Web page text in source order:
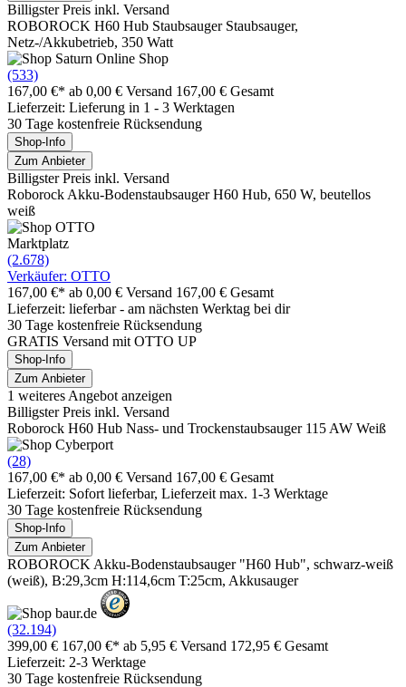
Billigster Preis inkl. Versand
ROBOROCK H60 Hub Staubsauger Staubsauger,
Netz-/Akkubetrieb, 350 Watt
(533)
167,00 €* ab 0,00 € Versand 167,00 € Gesamt
Lieferzeit: Lieferung in 1 - 3 Werktagen
30 Tage kostenfreie Rücksendung
Shop-Info
Zum Anbieter
Billigster Preis inkl. Versand
Roborock Akku-Bodenstaubsauger H60 Hub, 650 W, beutellos
weiß
Marktplatz
(2.678)
Verkäufer: OTTO
167,00 €* ab 0,00 € Versand 167,00 € Gesamt
Lieferzeit: lieferbar - am nächsten Werktag bei dir
30 Tage kostenfreie Rücksendung
GRATIS Versand mit OTTO UP
Shop-Info
Zum Anbieter
1 weiteres Angebot anzeigen
Billigster Preis inkl. Versand
Roborock H60 Hub Nass- und Trockenstaubsauger 115 AW Weiß
(28)
167,00 €* ab 0,00 € Versand 167,00 € Gesamt
Lieferzeit: Sofort lieferbar, Lieferzeit max. 1-3 Werktage
30 Tage kostenfreie Rücksendung
Shop-Info
Zum Anbieter
ROBOROCK Akku-Bodenstaubsauger "H60 Hub", schwarz-weiß
(weiß), B:29,3cm H:114,6cm T:25cm, Akkusauger
(32.194)
399,00 € 167,00 €* ab 5,95 € Versand 172,95 € Gesamt
Lieferzeit: 2-3 Werktage
30 Tage kostenfreie Rücksendung